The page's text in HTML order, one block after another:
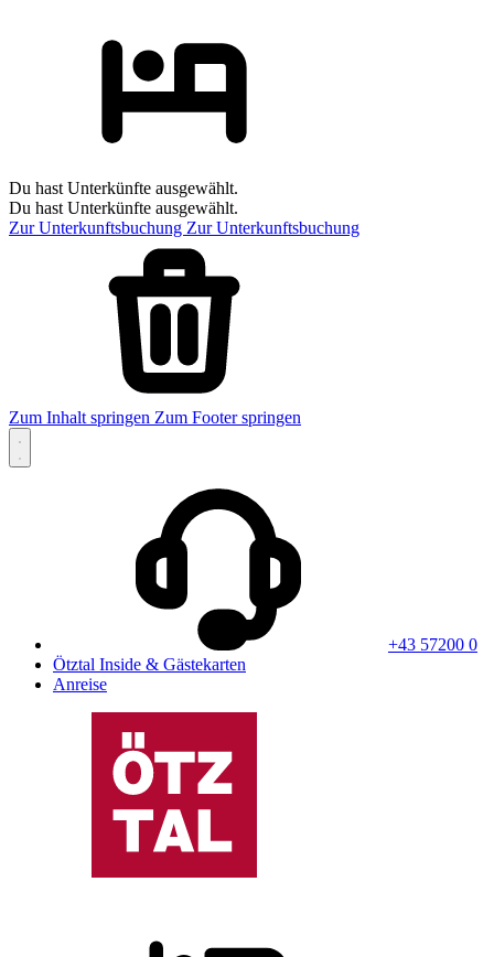
Du hast Unterkünfte ausgewählt.
Du hast Unterkünfte ausgewählt.
Zur Unterkunftsbuchung Zur Unterkunftsbuchung
Zum Inhalt springen Zum Footer springen
+43 57200 0
Ötztal Inside & Gästekarten
Anreise